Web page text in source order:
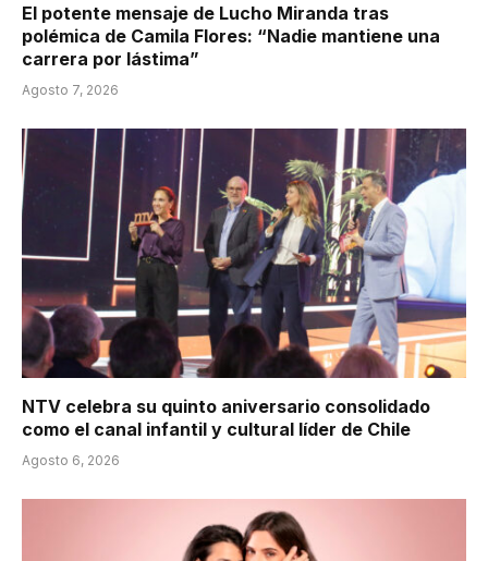
El potente mensaje de Lucho Miranda tras
polémica de Camila Flores: “Nadie mantiene una
carrera por lástima”
Agosto 7, 2026
NTV celebra su quinto aniversario consolidado
como el canal infantil y cultural líder de Chile
Agosto 6, 2026